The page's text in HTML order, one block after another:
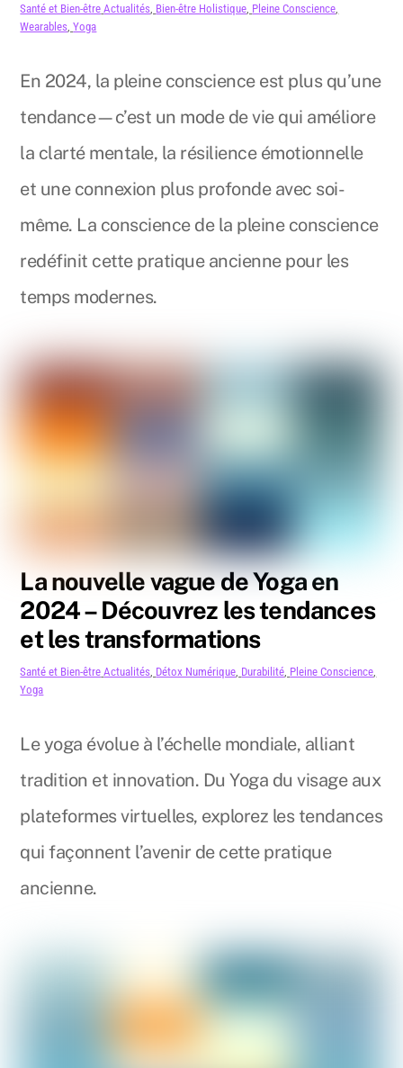
Santé et Bien-être Actualités, Bien-être Holistique, Pleine Conscience,
Wearables,Yoga
En 2024, la pleine conscience est plus qu’une
tendance—c’est un mode de vie qui améliore
la clarté mentale, la résilience émotionnelle
et une connexion plus profonde avec soi-
même. La conscience de la pleine conscience
redéfinit cette pratique ancienne pour les
temps modernes.
La nouvelle vague de Yoga en
2024 – Découvrez les tendances
et les transformations
Santé et Bien-être Actualités, Détox Numérique, Durabilité, Pleine Conscience,
Yoga
Le yoga évolue à l’échelle mondiale, alliant
tradition et innovation. Du Yoga du visage aux
plateformes virtuelles, explorez les tendances
qui façonnent l’avenir de cette pratique
ancienne.